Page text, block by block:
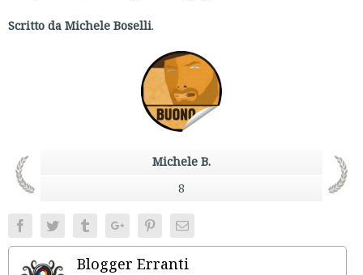
Scritto da Michele Boselli.
Michele B.
8
FacebookTwitter TumblrGoogle+PinterestEmail
Blogger Erranti